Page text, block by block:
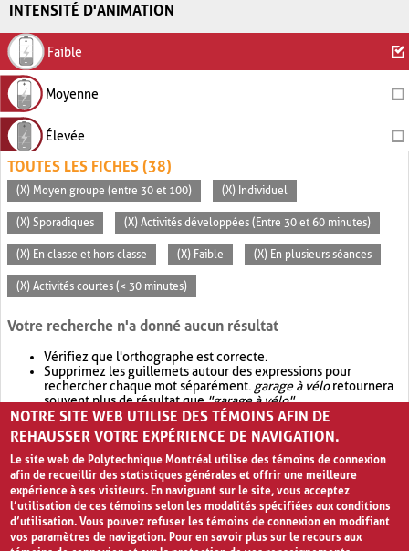
INTENSITÉ D'ANIMATION
Faible
Moyenne
Élevée
TOUTES LES FICHES (38)
(X) Moyen groupe (entre 30 et 100) (X) Individuel
(X) Sporadiques (X) Activités développées (Entre 30 et 60 minutes)
(X) En classe et hors classe (X) Faible (X) En plusieurs séances
(X) Activités courtes (< 30 minutes)
Votre recherche n'a donné aucun résultat
Vérifiez que l'orthographe est correcte.
Supprimez les guillemets autour des expressions pour
rechercher chaque mot séparément. garage à véloretournera
souvent plus de résultat que"garage à vélo".
Envisagez d'élargir votre recherche avec OR.garage OR vélo
retournera souvent plus de résultat quegarage à vélo
NOTRE SITE WEB UTILISE DES TÉMOINS AFIN DE
REHAUSSER VOTRE EXPÉRIENCE DE NAVIGATION.
Le site web de Polytechnique Montréal utilise des témoins de connexion
afin de recueillir des statistiques générales et offrir une meilleure
expérience à ses visiteurs. En naviguant sur le site, vous acceptez
l’utilisation de ces témoins selon les modalités spécifiées aux conditions
d’utilisation. Vous pouvez refuser les témoins de connexion en modifiant
vos paramètres de navigation. Pour en savoir plus sur le recours aux